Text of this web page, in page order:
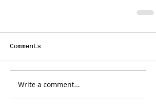
Comments
Write a comment...